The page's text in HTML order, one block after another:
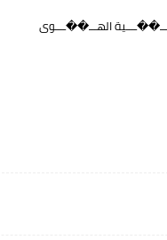
الهـــ��ــــوى